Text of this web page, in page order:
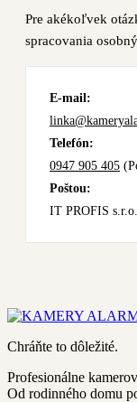
Pre akékoľvek
spracovania
E-mail:
Telefón:
0947 905 405
Poštou:
IT PROFIS
Chráňte to dôležité.
Profesionálne
Od rodinného domu